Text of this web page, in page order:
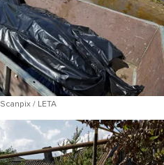
/ LETA